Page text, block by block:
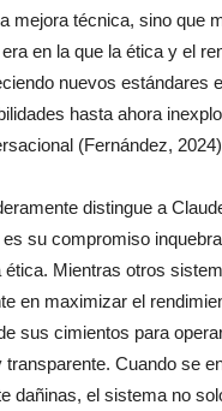
mejora técnica, sino que
en la que la ética y el
nuevos estándares
hasta ahora
(Fernández,
distingue a
su compromiso
ética. Mientras otros
en maximizar el
sus cimientos para
transparente. Cuando se
dañinas, el sistema no